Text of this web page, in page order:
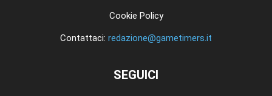
Cookie Policy
Contattaci: redazione@gametimers.it
SEGUICI